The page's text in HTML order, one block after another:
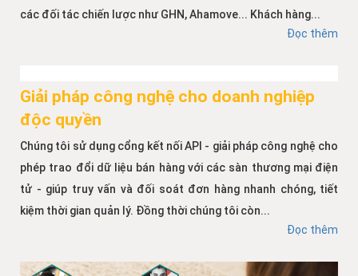
các đối tác chiến lược như GHN, Ahamove... Khách hàng...
Đọc thêm
Giải pháp công nghệ cho doanh nghiệp
độc quyền
Chúng tôi sử dụng cổng kết nối API - giải pháp công nghệ cho
phép trao đổi dữ liệu bán hàng với các sàn thương mại điện
tử - giúp truy vấn và đối soát đơn hàng nhanh chóng, tiết
kiệm thời gian quản lý. Đồng thời chúng tôi còn...
Đọc thêm